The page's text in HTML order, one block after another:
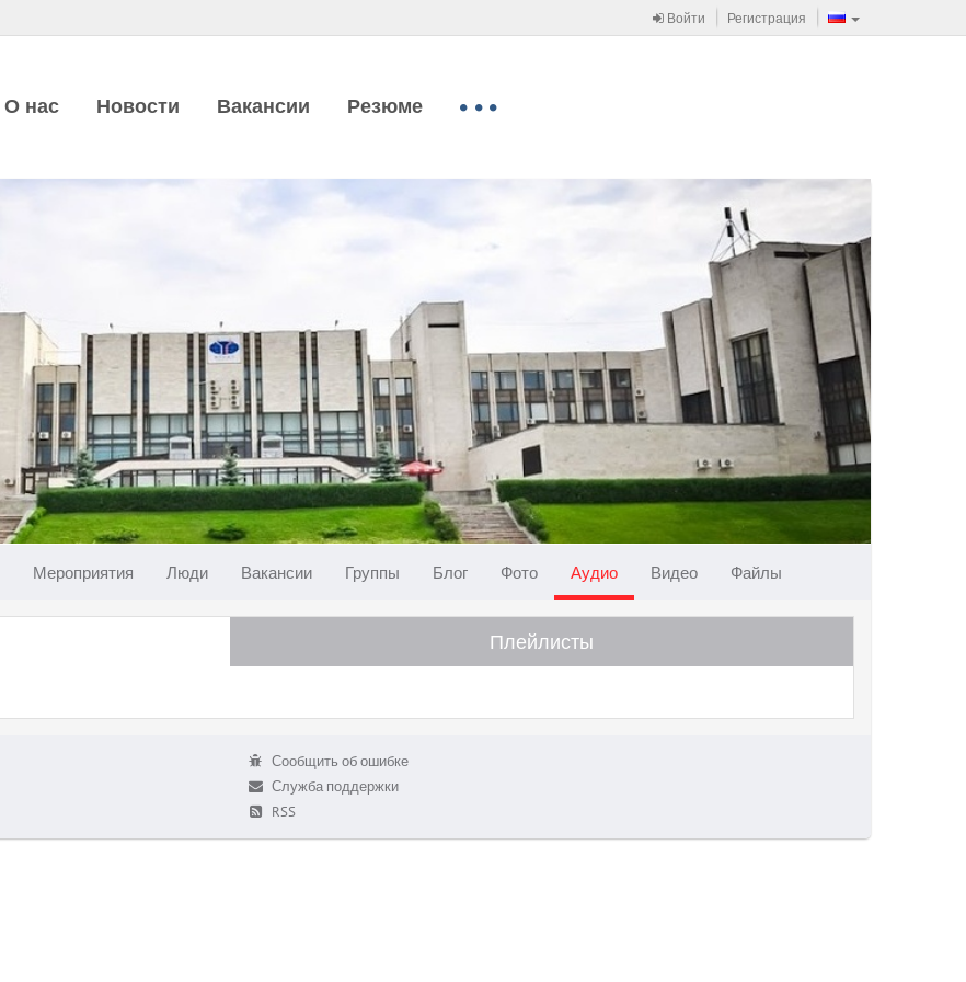
Войти Регистрация
О нас Новости Вакансии Резюме
Мероприятия Люди Вакансии Группы Блог Фото Аудио Видео Файлы
Плейлисты
Сообщить об ошибке
Служба поддержки
RSS